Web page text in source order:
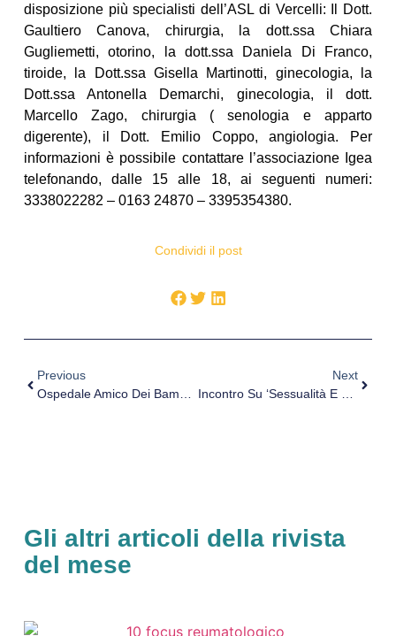
disposizione più specialisti dell’ASL di Vercelli: Il Dott.
Gaultiero Canova, chirurgia, la dott.ssa Chiara
Gugliemetti, otorino, la dott.ssa Daniela Di Franco,
tiroide, la Dott.ssa Gisella Martinotti, ginecologia, la
Dott.ssa Antonella Demarchi, ginecologia, il dott.
Marcello Zago, chirurgia ( senologia e apparto
digerente), il Dott. Emilio Coppo, angiologia. Per
informazioni è possibile contattare l’associazione Igea
telefonando, dalle 15 alle 18, ai seguenti numeri:
3338022282 – 0163 24870 – 3395354380.
Condividi il post
Previous
Ospedale Amico Dei Bambini: Grazie A Rotary Club S. Andrea Di Vercelli Più Vicino Il Traguardo Del Riconoscimento UNICEF
Next
Incontro Su ‘Sessualità E Benessere Nella Terza Età’ – On Line La Photo Gallery
Gli altri articoli della rivista
del mese